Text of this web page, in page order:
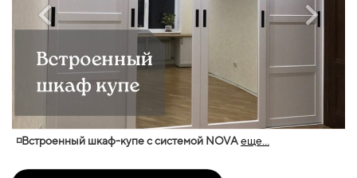
◽Встроенный шкаф-купе с системой NOVAеще...